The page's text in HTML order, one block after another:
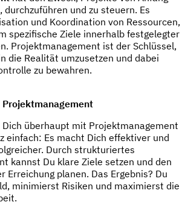
durchzuführen und zu steuern. Es
und Koordination von Ressourcen,
spezifische Ziele innerhalb festgelegter
Projektmanagement ist der Schlüssel,
die Realität umzusetzen und dabei
zu bewahren.
überhaupt mit Projektmanagement
einfach: Es macht Dich effektiver und
Durch strukturiertes
kannst Du klare Ziele setzen und den
Erreichung planen. Das Ergebnis? Du
minimierst Risiken und maximierst die